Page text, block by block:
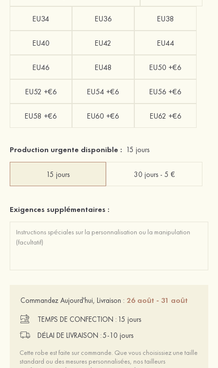
EU34 EU36 EU38
EU40 EU42 EU44
EU46 EU48 EU50 +€6
EU52 +€6 EU54 +€6 EU56 +€6
EU58 +€6 EU60 +€6 EU62 +€6
Production urgente disponible : 15 jours
15 jours 30 jours - 5 €
Exigences supplémentaires :
Commandez Aujourd'hui, Livraison : 26 août - 31 août
TEMPS DE CONFECTION : 15 jours
DÉLAI DE LIVRAISON :5-10 jours
Cette robe est faite sur commande. Que vous choisissiez une taille
standard ou des mesures personnalisées, nos tailleurs